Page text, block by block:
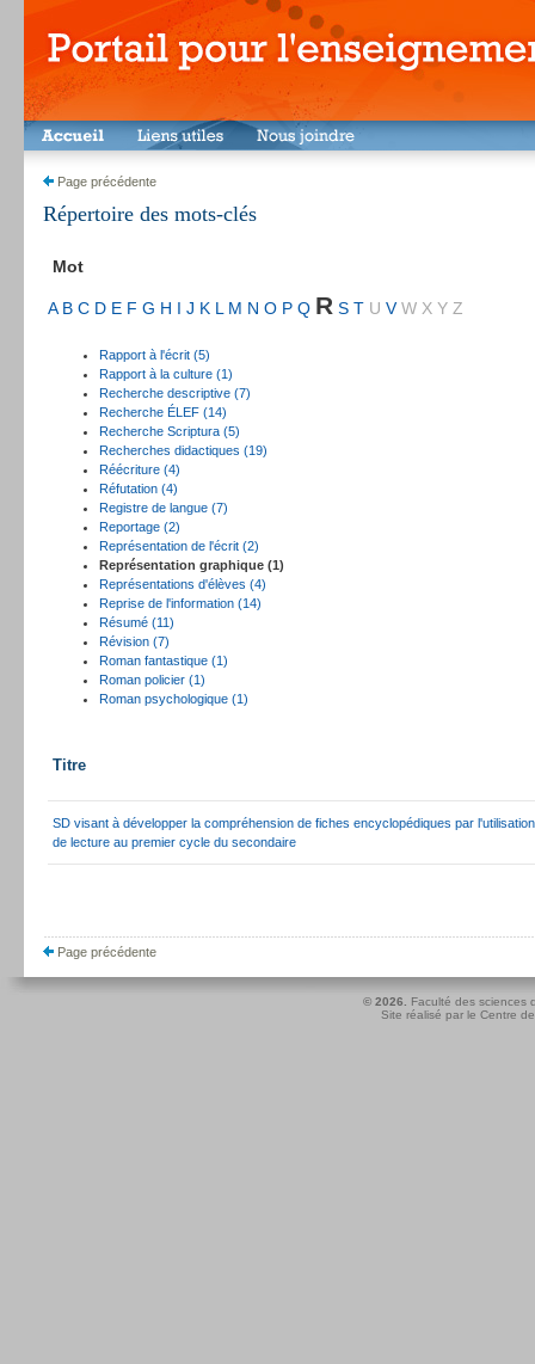
Page précédente
Répertoire des mots-clés
Mot
A B C D E F G H I J K L M N O P Q R S T U V W X Y Z
Rapport à l'écrit (5)
Rapport à la culture (1)
Recherche descriptive (7)
Recherche ÉLEF (14)
Recherche Scriptura (5)
Recherches didactiques (19)
Réécriture (4)
Réfutation (4)
Registre de langue (7)
Reportage (2)
Représentation de l'écrit (2)
Représentation graphique (1)
Représentations d'élèves (4)
Reprise de l'information (14)
Résumé (11)
Révision (7)
Roman fantastique (1)
Roman policier (1)
Roman psychologique (1)
Titre
SD visant à développer la compréhension de fiches encyclopédiques par
de lecture au premier cycle du secondaire
Page précédente
© 2026.
Faculté des sciences
Site réalisé par le Centre